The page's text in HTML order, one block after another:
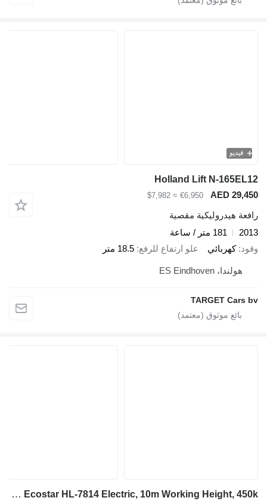
فيديو
Holland Lift N-165EL12
AED 29,450
€6,950
≈ $7,982
رافعة هيدروليكية مقصية
2013
181 متر / ساعة
وقود كهربائي علو ارتفاع للرفع 18.5 متر
هولندا، ES Eindhoven
TARGET Cars bv
Holland Lift Ecostar HL-7814 Electric, 10m Working Height, 450k